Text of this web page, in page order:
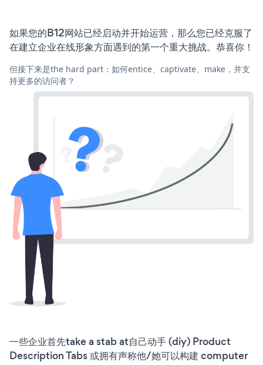
如果您的B12网站已经启动并开始运营，那么您已经克服了
在建立企业在线形象方面遇到的第一个重大挑战。恭喜你！
但接下来是the hard part：如何entice、captivate、make，并支
持更多的访问者？
一些企业首先take a stab at自己动手 (diy) Product
Description Tabs 或拥有声称他/她可以构建 computer